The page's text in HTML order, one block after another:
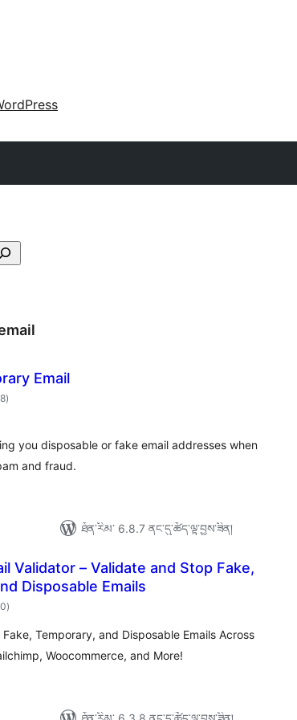
Email
གདེང་
འཇོག་
)
you disposable or fake email addresses when
and fraud.
ཐོན་རིམ་ 6.8.7 ནང་དུ་ཚོད་ལྟ་བྱས་ཟིན།
Validator – Validate and Stop Fake,
Disposable Emails
གདེང་
འཇོག་
ཚང་།
)
Temporary, and Disposable Emails Across
Woocommerce, and More!